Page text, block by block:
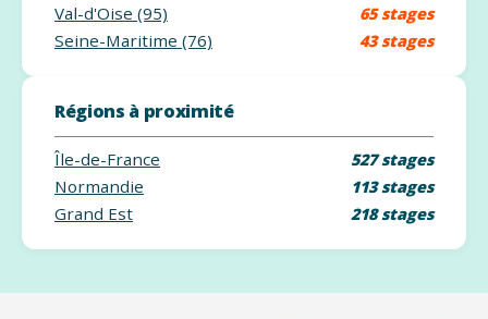
Val-d'Oise (95) 65 stages
Seine-Maritime (76) 43 stages
Régions à proximité
Île-de-France 527 stages
Normandie 113 stages
Grand Est 218 stages